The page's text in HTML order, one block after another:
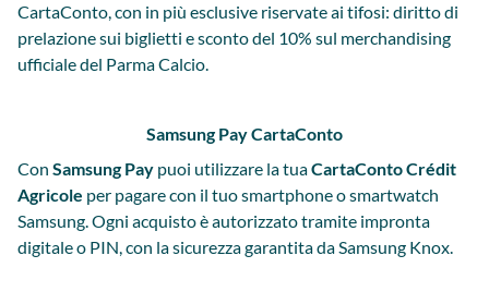
CartaConto, con in più esclusive riservate ai tifosi: diritto di
prelazione sui biglietti e sconto del 10% sul merchandising
ufficiale del Parma Calcio.
Samsung Pay CartaConto
Con Samsung Pay puoi utilizzare la tuaCartaConto Crédit
Agricole per pagare con il tuo smartphone o smartwatch
Samsung. Ogni acquisto è autorizzato tramite impronta
digitale o PIN, con la sicurezza garantita da Samsung Knox.